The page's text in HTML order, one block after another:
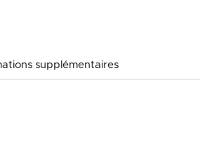
supplémentaires